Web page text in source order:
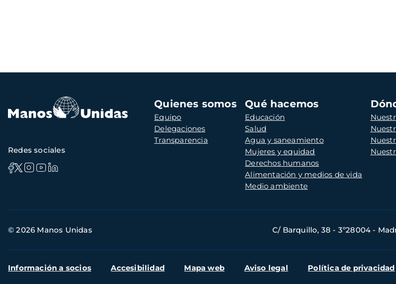
Navegación
principal
Quienes somos
Equipo
Delegaciones
Transparencia
Qué hacemos
Educación
Salud
Agua y saneamiento
Mujeres y equidad
Derechos humanos
Alimentación y medios de vida
Medio ambiente
Redes sociales
de
© 2026 Manos Unidas C/ Barquillo, 38 - 3º28004 -
Menú
Información a socios Accesibilidad Mapa web Aviso legal Política de privacidad